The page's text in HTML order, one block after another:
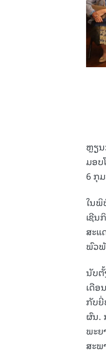
ຫຼຽ
ມອບ
6 ກຸ
ໃນ
ເຊີນ
ສະແ
ພົວ
ນັບຕັ້
ເດືອ
ກັບຍີ່
ຜົນ.
ພະຍ
ສະພ